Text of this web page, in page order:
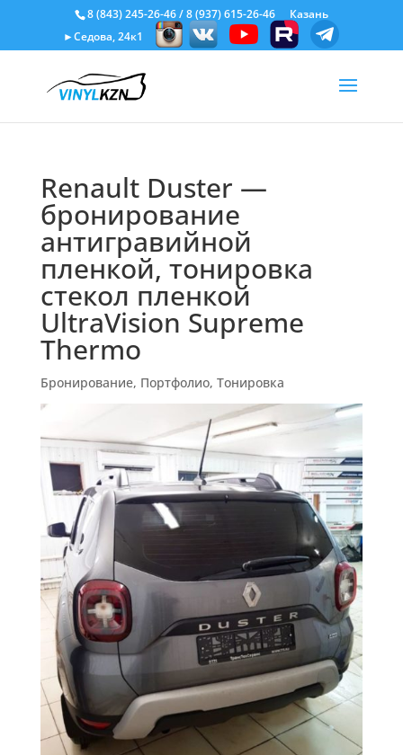
8 (843) 245-26-46/8 (937) 615-26-46
Казань
►Седова, 24к1
Renault Duster —
бронирование
антигравийной
пленкой, тонировка
стекол пленкой
UltraVision Supreme
Thermo
Бронирование, Портфолио, Тонировка